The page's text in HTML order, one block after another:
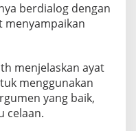
berdialog dengan
menyampaikan
menjelaskan ayat
menggunakan
yang baik,
celaan.